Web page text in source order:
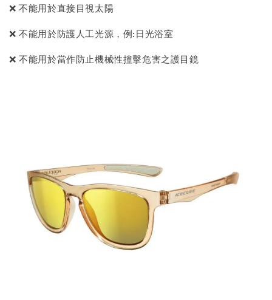
❌ 不能用於直接目視太陽
❌ 不能用於防護人工光源，例:日光浴室
❌ 不能用於當作防止機械性撞擊危害之護目鏡